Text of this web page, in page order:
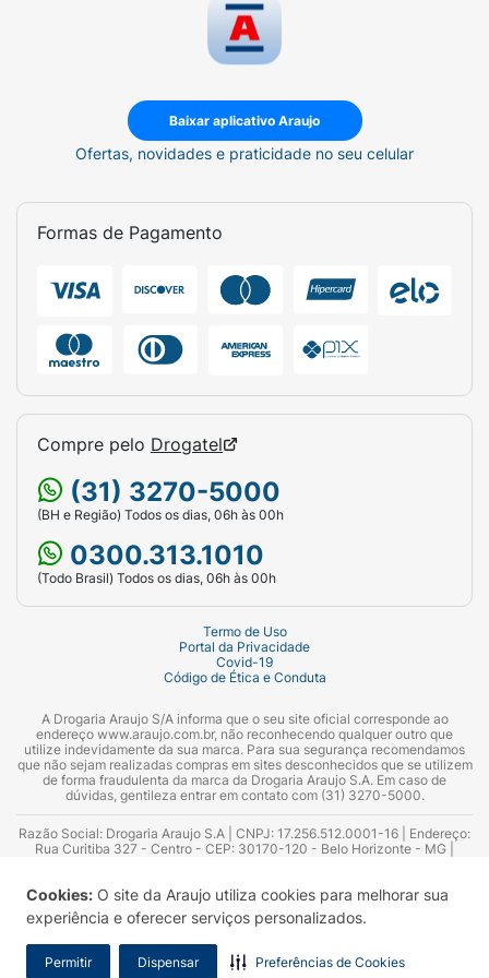
Cookies: O site da Araujo utiliza cookies para melhorar sua
experiência e oferecer serviços personalizados.
Permitir Dispensar Preferências de Cookies
(Curvaturas 2ABC e 3ABC).
Diferencial:Super Day After e Movimento
Baixar aplicativo Araujo
Ofertas, novidades e praticidade no seu celular
Formas de Pagamento
Compre pelo Drogatel
(31) 3270-5000
(BH e Região) Todos os dias, 06h às 00h
0300.313.1010
(Todo Brasil) Todos os dias, 06h às 00h
Termo de Uso
Portal da Privacidade
Covid-19
Código de Ética e Conduta
A Drogaria Araujo S/A informa que o seu site oficial corresponde ao
endereço www.araujo.com.br, não reconhecendo qualquer outro que
utilize indevidamente da sua marca. Para sua segurança recomendamos
que não sejam realizadas compras em sites desconhecidos que se utilizem
de forma fraudulenta da marca da Drogaria Araujo S.A. Em caso de
dúvidas, gentileza entrar em contato com (31) 3270-5000.
Razão Social: Drogaria Araujo S.A | CNPJ: 17.256.512.0001-16 | Endereço:
Rua Curitiba 327 - Centro - CEP: 30170-120 - Belo Horizonte - MG |
Azevedo Guimarães – CRF 10.965 | Yasmin Silva Alvarenga – CRF 52.584 -
Consultor substituto: Thiago Aguiar Pinheiro - CRF Nº 13.748. Alvará
Sanitário: 2025020713 | Autorização de Funcionamento da Empresa (AFE):